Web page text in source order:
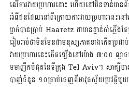
លើការវាយប្រហារនោះ ហើយនៅមិនទាន់មា
អំពីជនដែលនៅពីក្រោយការវាយប្រហារនេះ
ម្នាក់បានប្រាប់ Haaretz ថាមានខ្មាន់កាំភ្លើង
រៀបរាប់ថាមិនមែនជាមនុស្សភាគខាងកើតប្រ
វាយប្រហារនេះកើតឡើងនៅម៉ោង ៣:០០ ល្ង
មមាញឹកបំផុតនៃទីក្រុង Tel Aviv។ សាក្សីបា
បាញ់ចំនួន ១០គ្រាប់ចេញពីអាវុធស្វ័យប្រវត្តិមួ